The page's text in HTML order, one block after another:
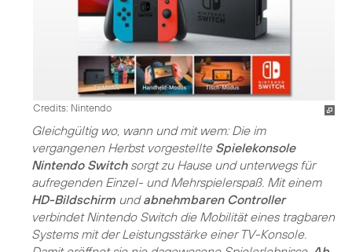
Credits: Nintendo
Gleichgültig wo, wann und mit wem: Die im
vergangenen Herbst vorgestellte Spielekonsole
Nintendo Switchsorgt zu Hause und unterwegs für
aufregenden Einzel- und Mehrspielerspaß. Mit einem
HD-Bildschirm undabnehmbaren Controller
verbindet Nintendo Switch die Mobilität eines tragbaren
Systems mit der Leistungsstärke einer TV-Konsole.